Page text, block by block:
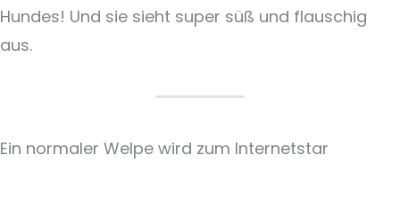
Hundes! Und sie sieht super süß und flauschig
aus.
Ein normaler Welpe wird zum Internetstar